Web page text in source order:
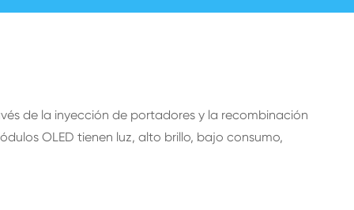
de la inyección de portadores y la recombinación
OLED tienen luz, alto brillo, bajo consumo,